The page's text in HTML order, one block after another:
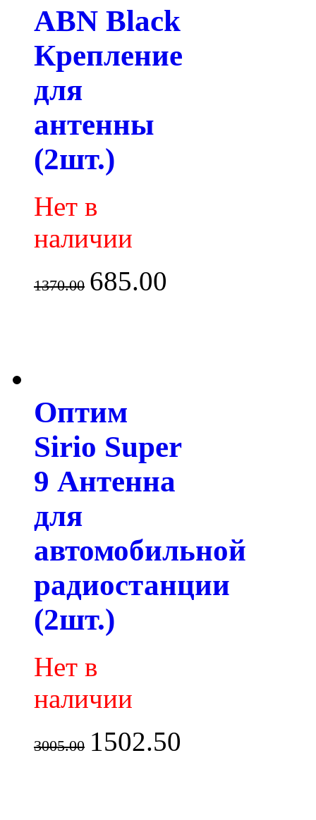
ABN Black
Крепление
для
антенны
(2шт.)
Нет в
наличии
1370.00 685.00
Оптим
Sirio Super
9 Антенна
для
автомобильной
радиостанции
(2шт.)
Нет в
наличии
3005.00 1502.50